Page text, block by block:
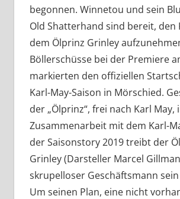
begonnen. Winnetou und sein
Old Shatterhand sind bereit, den
dem Ölprinz Grinley
Böllerschüsse bei der Premiere
markierten den offiziellen
Karl-May-Saison in Mörschied.
der „Ölprinz“, frei nach Karl May,
Zusammenarbeit mit dem Karl-
der Saisonstory 2019 treibt der
Grinley (Darsteller Marcel
skrupelloser Geschäftsmann
Um seinen Plan, eine nicht